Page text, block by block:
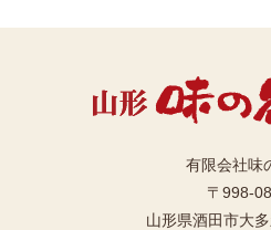
有限会社味
〒998-
山形県酒田市大